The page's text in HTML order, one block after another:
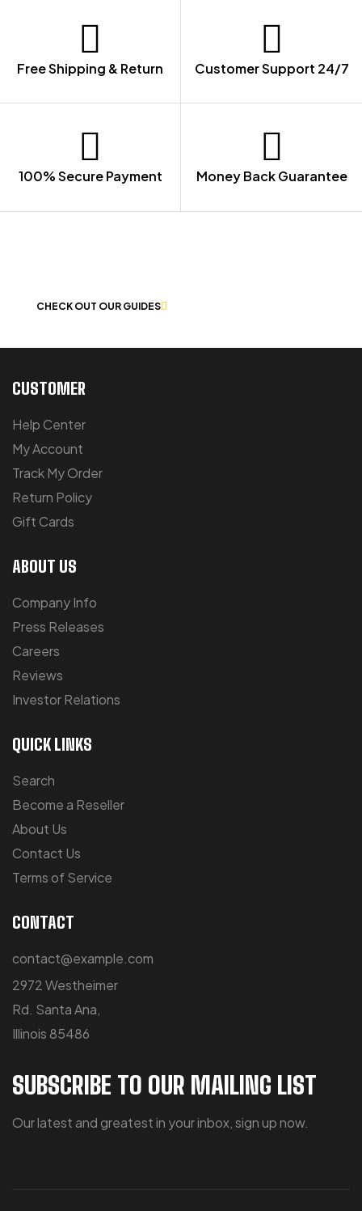
Free Shipping & Return Customer Support 24/7
100% Secure Payment Money Back Guarantee
CHECK OUT OUR GUIDES
CUSTOMER
Help Center
My Account
Track My Order
Return Policy
Gift Cards
ABOUT US
Company Info
Press Releases
Careers
Reviews
Investor Relations
QUICK LINKS
Search
Become a Reseller
About Us
Contact Us
Terms of Service
CONTACT
contact@example.com
2972 Westheimer
Rd. Santa Ana,
Illinois 85486
SUBSCRIBE TO OUR MAILING LIST
Our latest and greatest in your inbox, sign up now.